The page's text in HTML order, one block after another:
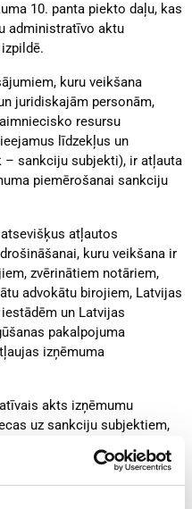
10. panta piekto daļu, kas
administratīvo aktu
kuru veikšana
juridiskajām personām,
resursu
līdzekļus un
sankciju subjekti), ir atļauta
piemērošanai sankciju
atļautos
kuru veikšana ir
zvērinātiem notāriem,
advokātu birojiem, Latvijas
un Latvijas
pakalpojuma
izņēmuma
akts izņēmumu
uz sankciju subjektiem,
Tāpat šis lēmums ir
Republikā reģistrētām